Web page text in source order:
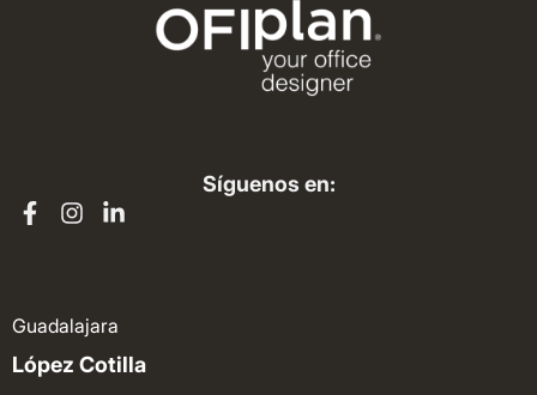
Síguenos en:
Guadalajara
López Cotilla